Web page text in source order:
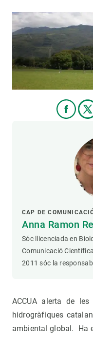
CAP DE
Anna Ramon
Sóc llicenciada en
Comunicació
2011 sóc la
ACCUA alerta de
hidrogràfiques
ambiental global. Ha